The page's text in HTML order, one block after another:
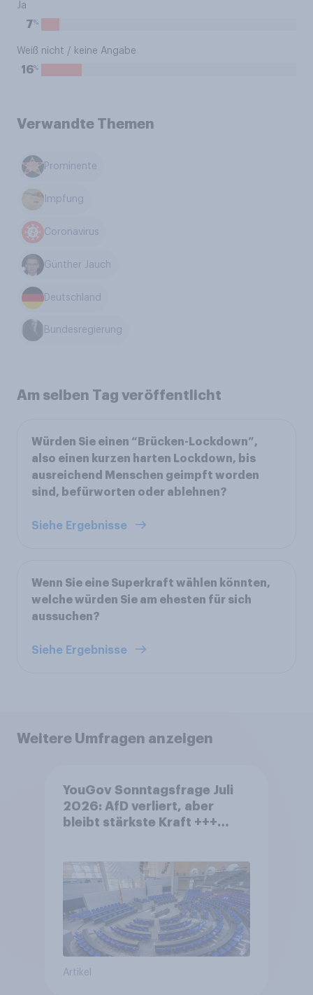
Ja
7%
Weiß nicht / keine Angabe
16%
Verwandte Themen
Prominente
Impfung
Coronavirus
Günther Jauch
Deutschland
Bundesregierung
Am selben Tag veröffentlicht
Würden Sie einen “Brücken-Lockdown”,
also einen kurzen harten Lockdown, bis
ausreichend Menschen geimpft worden
sind, befürworten oder ablehnen?
Siehe Ergebnisse
Wenn Sie eine Superkraft wählen könnten,
welche würden Sie am ehesten für sich
aussuchen?
Siehe Ergebnisse
Weitere Umfragen anzeigen
YouGov Sonntagsfrage Juli
2026: AfD verliert, aber
bleibt stärkste Kraft +++
Artikel